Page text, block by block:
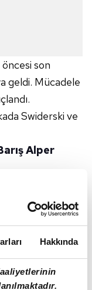
Hakkında
son
geldi. Mücadele
Swiderski ve
Alper
ayrıldı.
F
Gürcistan
ile
golle öne